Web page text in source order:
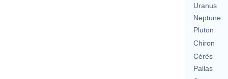
Uranus
Neptune
Pluton
Chiron
Cérès
Pallas